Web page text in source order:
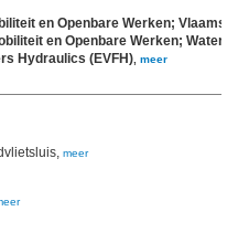
en Openbare Werken; Vlaams
en Openbare Werken;
Hydraulics (EVFH) meer
meer